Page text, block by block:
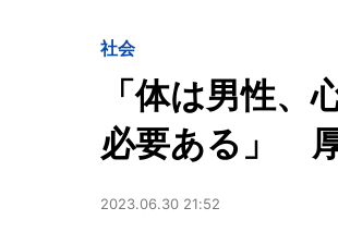
社会
「体は男性
必要ある」
2023.06.30 21:52